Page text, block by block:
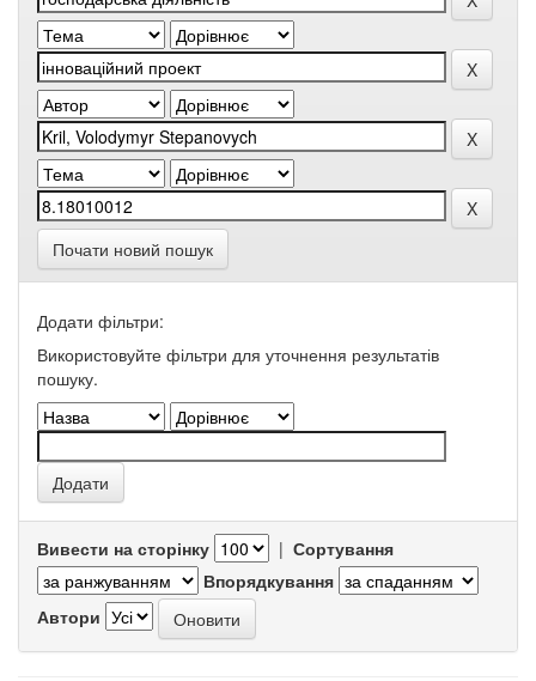
Почати новий пошук
Додати фільтри:
Використовуйте фільтри для уточнення результатів
пошуку.
Вивести на сторінку | Сортування
Впорядкування
Автори